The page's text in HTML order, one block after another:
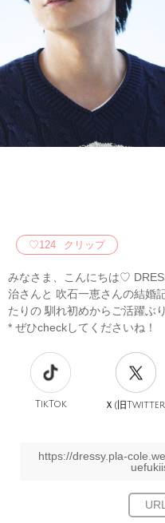
♡124 クリップ
みなさま、こんにちは♡
治さんと 吹石一恵さんの結婚
たりの 馴れ初めからご活躍ぶ
* ぜひcheckしてくださいね！
TikTok Ｘ(旧
https://dressy.pla-